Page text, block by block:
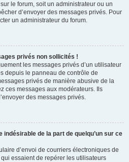
le forum, soit un administrateur ou un
d’envoyer des messages privés. Pour
un administrateur du forum.
privés non sollicités !
les messages privés d’un utilisateur
depuis le panneau de contrôle de
privés de manière abusive de la
ces messages aux modérateurs. Ils
des messages privés.
de la part de quelqu’un sur ce
d’envoi de courriers électroniques de
essaient de repérer les utilisateurs